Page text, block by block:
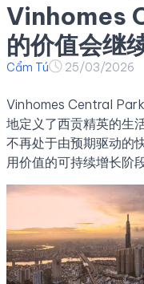
Vinhomes
的价值会继
Cẩm Tú 25/03/2026
Vinhomes Central
地定义了西贡精英的生
不再处于由预期驱动的
用价值的可持续增长阶段